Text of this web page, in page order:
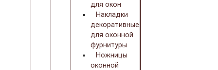
для окон
Накладки
декоративные
для оконной
фурнитуры
Ножницы
оконной